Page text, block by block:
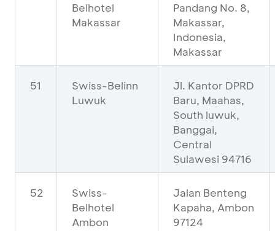
Belhotel
Makassar
Pandang No. 8,
Makassar,
Indonesia,
Makassar
51
Swiss-Belinn
Luwuk
Jl. Kantor DPRD
Baru, Maahas,
South luwuk,
Banggai,
Central
Sulawesi 94716
52
Swiss-
Belhotel
Ambon
Jalan Benteng
Kapaha, Ambon
97124